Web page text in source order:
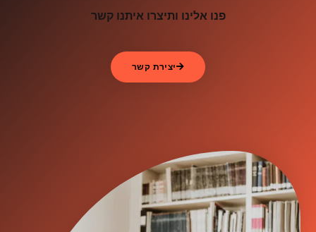
פנו אלינו ותיצרו איתנו קשר
יצירת קשר